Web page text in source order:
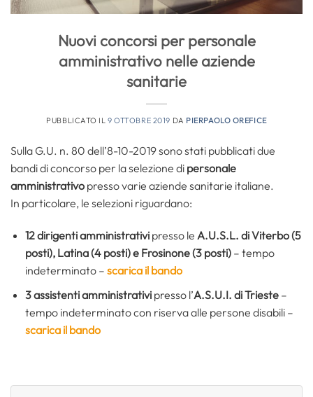
Nuovi concorsi per personale
amministrativo nelle aziende
sanitarie
PUBBLICATO IL9 OTTOBRE 2019 DA PIERPAOLO OREFICE
Sulla G.U. n. 80 dell’8-10-2019 sono stati pubblicati due
bandi di concorso per la selezione di personale
amministrativo presso varie aziende sanitarie italiane.
In particolare, le selezioni riguardano:
12 dirigenti amministrativipresso le A.U.S.L. di Viterbo (5
posti), Latina (4 posti) e Frosinone (3 posti)– tempo
indeterminato – scarica il bando
3 assistenti amministrativipresso l’A.S.U.I. di Trieste–
tempo indeterminato con riserva alle persone disabili –
scarica il bando